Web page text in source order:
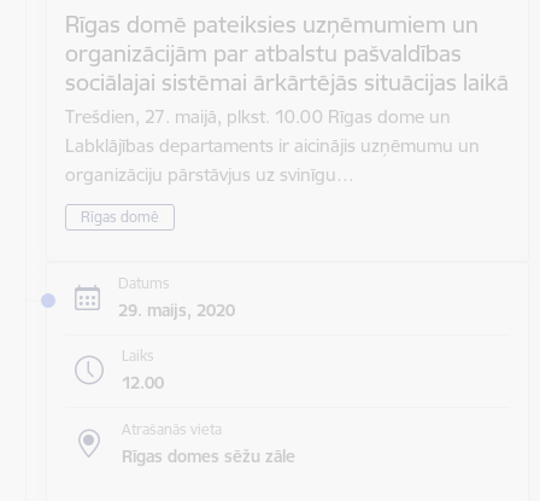
Rīgas domē pateiksies uzņēmumiem un
organizācijām par atbalstu pašvaldības
sociālajai sistēmai ārkārtējās situācijas laikā
Trešdien, 27. maijā, plkst. 10.00 Rīgas dome un
Labklājības departaments ir aicinājis uzņēmumu un
organizāciju pārstāvjus uz svinīgu…
Rīgas domē
Datums
29. maijs, 2020
Laiks
12.00
Atrašanās vieta
Rīgas domes sēžu zāle